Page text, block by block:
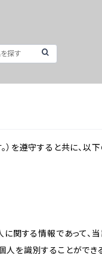
を遵守すると共に、以下
関する情報であって、
を識別することができ